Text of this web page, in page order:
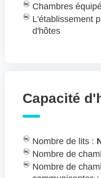
Chambres
L'établissement
d'hôtes
Capacité
Nombre de lits :
Nombre de
Nombre de